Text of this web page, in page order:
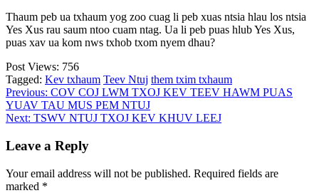
Thaum peb ua txhaum yog zoo cuag li peb xuas ntsia hlau los ntsia
Yes Xus rau saum ntoo cuam ntag. Ua li peb puas hlub Yes Xus,
puas xav ua kom nws txhob txom nyem dhau?
Post Views: 756
Tagged: Kev txhaum Teev Ntuj them txim txhaum
Post
navigation
Previous: COV COJ LWM TXOJ KEV TEEV HAWM PUAS
YUAV TAU MUS PEM NTUJ
Next: TSWV NTUJ TXOJ KEV KHUV LEEJ
Leave a Reply
Your email address will not be published. Required fields are
marked *